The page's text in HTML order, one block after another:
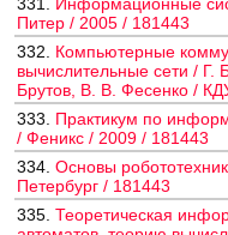
Питер / 2005 / 181443
332. Компьютерные
вычислительные сети / Г.
Брутов, В. В. Фесенко /
333. Практикум по
/ Феникс / 2009 / 181443
334. Основы
Петербург / 181443
335. Теоретическая